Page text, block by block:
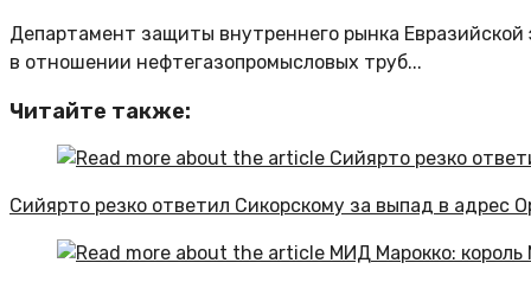
Департамент защиты внутреннего рынка
в отношении нефтегазопромысловых труб...
Читайте также:
Сийярто резко ответил Сикорскому за выпад в адрес